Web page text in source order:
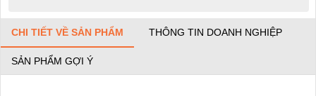
CHI TIẾT VỀ SẢN PHẨM THÔNG TIN DOANH NGHIỆP
SẢN PHẨM GỢI Ý